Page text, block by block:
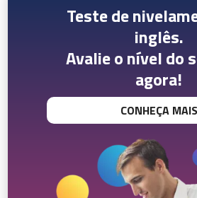
Teste de
inglês.
Avalie o nível do
agora!
CONHEÇA MAIS